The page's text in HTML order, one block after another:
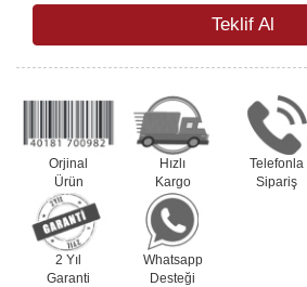
Teklif Al
Orjinal
Ürün
Hızlı
Kargo
Telefonla
Sipariş
2 Yıl
Garanti
Whatsapp
Desteği